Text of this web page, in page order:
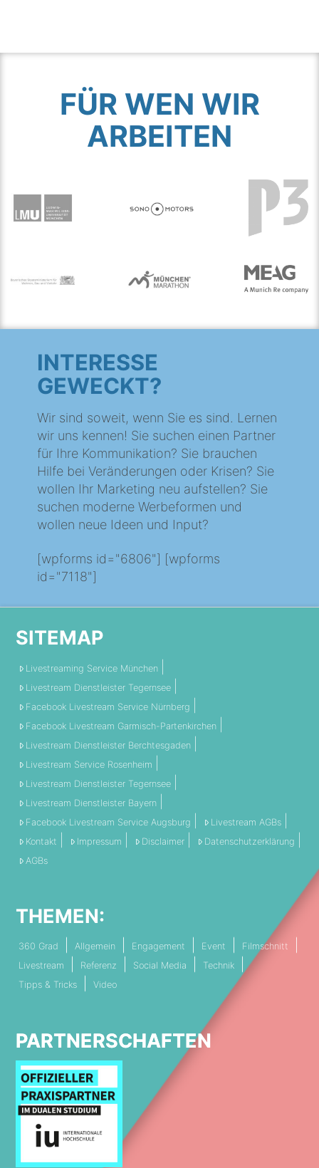
FÜR WEN WIR
ARBEITEN
INTERESSE
GEWECKT?
Wir sind soweit, wenn Sie es sind. Lernen
wir uns kennen! Sie suchen einen Partner
für Ihre Kommunikation? Sie brauchen
Hilfe bei Veränderungen oder Krisen? Sie
wollen Ihr Marketing neu aufstellen? Sie
suchen moderne Werbeformen und
wollen neue Ideen und Input?
[wpforms id="6806"] [wpforms
id="7118"]
SITEMAP
Livestreaming Service München
Livestream Dienstleister Tegernsee
Facebook Livestream Service Nürnberg
Facebook Livestream Garmisch-Partenkirchen
Livestream Dienstleister Berchtesgaden
Livestream Service Rosenheim
Livestream Dienstleister Tegernsee
Livestream Dienstleister Bayern
Facebook Livestream Service Augsburg
Livestream AGBs
Kontakt
Impressum Disclaimer
Datenschutzerklärung
AGBs
THEMEN:
360 Grad Allgemein Engagement Event
Filmschnitt
Livestream
Referenz Social Media
Technik
Tipps & Tricks
Video
PARTNERSCHAFTEN